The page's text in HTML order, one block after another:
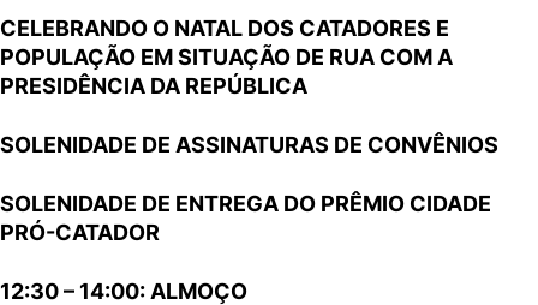
CELEBRANDO O NATAL DOS CATADORES E
POPULAÇÃO EM SITUAÇÃO DE RUA COM A
PRESIDÊNCIA DA REPÚBLICA
SOLENIDADE DE ASSINATURAS DE CONVÊNIOS
SOLENIDADE DE ENTREGA DO PRÊMIO CIDADE
PRÓ-CATADOR
12:30 – 14:00: ALMOÇO